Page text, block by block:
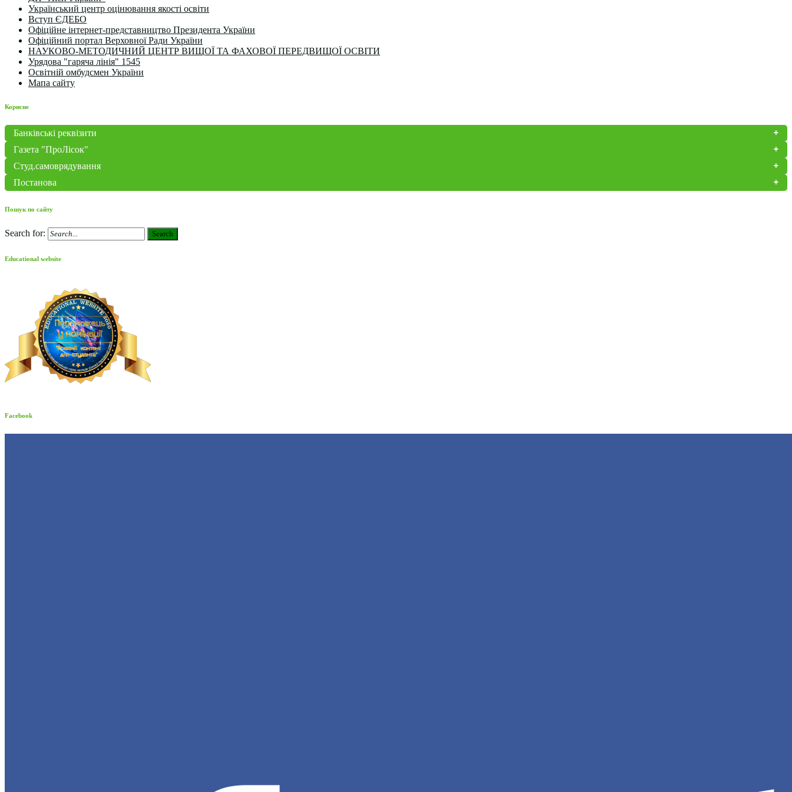
Український центр оцінювання якості освіти
Вступ ЄДЕБО
Офіційне інтернет-представництво Президента України
Офіційний портал Верховної Ради України
НАУКОВО-МЕТОДИЧНИЙ ЦЕНТР ВИЩОЇ ТА ФАХОВОЇ ПЕРЕДВИЩОЇ ОСВІТИ
Урядова "гаряча лінія" 1545
Освітній омбудсмен України
Мапа сайту
Корисне
Банківські реквізити
Газета "ПроЛісок"
Студ.самоврядування
Постанова
Пошук по сайту
Search for: Search
Educational website
Facebook